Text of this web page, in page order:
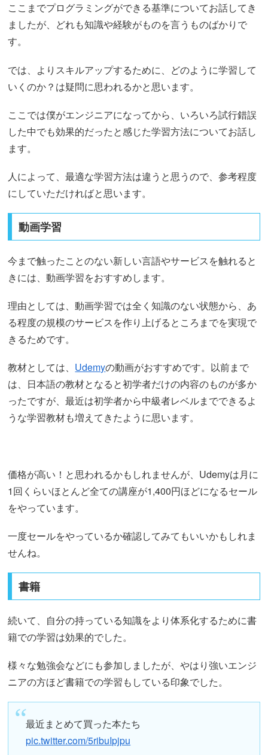
ここまでプログラミングができる基準についてお話してき
ましたが、どれも知識や経験がものを言うものばかりで
す。
では、よりスキルアップするために、どのように学習して
いくのか？は疑問に思われるかと思います。
ここでは僕がエンジニアになってから、いろいろ試行錯誤
した中でも効果的だったと感じた学習方法についてお話し
ます。
人によって、最適な学習方法は違うと思うので、参考程度
にしていただければと思います。
動画学習
今まで触ったことのない新しい言語やサービスを触れると
きには、動画学習をおすすめします。
理由としては、動画学習では全く知識のない状態から、あ
る程度の規模のサービスを作り上げるところまでを実現で
きるためです。
教材としては、 Udemyの動画がおすすめです。以前まで
は、日本語の教材となると初学者だけの内容のものが多か
ったですが、最近は初学者から中級者レベルまでできるよ
うな学習教材も増えてきたように思います。
価格が高い！と思われるかもしれませんが、Udemyは月に
1回くらいほとんど全ての講座が1,400円ほどになるセール
をやっています。
一度セールをやっているか確認してみてもいいかもしれま
せんね。
書籍
続いて、自分の持っている知識をより体系化するために書
籍での学習は効果的でした。
様々な勉強会などにも参加しましたが、やはり強いエンジ
ニアの方ほど書籍での学習もしている印象でした。
最近まとめて買った本たち
pic.twitter.com/5ribuIpjpu